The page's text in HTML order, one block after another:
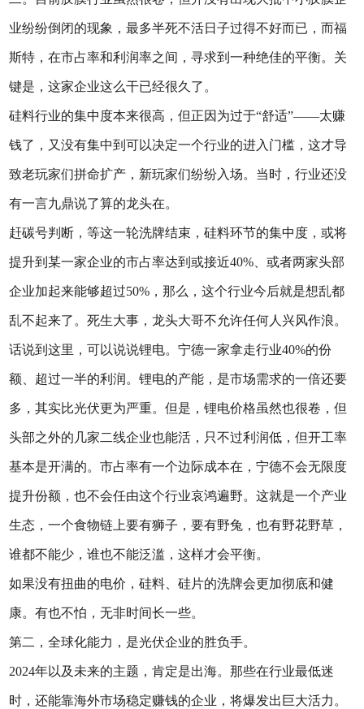
业纷纷倒闭的现象，最多半死不活日子过得不好而已，而福
斯特，在市占率和利润率之间，寻求到一种绝佳的平衡。关
键是，这家企业这么干已经很久了。
硅料行业的集中度本来很高，但正因为过于“舒适”——太赚
钱了，又没有集中到可以决定一个行业的进入门槛，这才导
致老玩家们拼命扩产，新玩家们纷纷入场。当时，行业还没
有一言九鼎说了算的龙头在。
赶碳号判断，等这一轮洗牌结束，硅料环节的集中度，或将
提升到某一家企业的市占率达到或接近40%、或者两家头部
企业加起来能够超过50%，那么，这个行业今后就是想乱都
乱不起来了。死生大事，龙头大哥不允许任何人兴风作浪。
话说到这里，可以说说锂电。宁德一家拿走行业40%的份
额、超过一半的利润。锂电的产能，是市场需求的一倍还要
多，其实比光伏更为严重。但是，锂电价格虽然也很卷，但
头部之外的几家二线企业也能活，只不过利润低，但开工率
基本是开满的。市占率有一个边际成本在，宁德不会无限度
提升份额，也不会任由这个行业哀鸿遍野。这就是一个产业
生态，一个食物链上要有狮子，要有野兔，也有野花野草，
谁都不能少，谁也不能泛滥，这样才会平衡。
如果没有扭曲的电价，硅料、硅片的洗牌会更加彻底和健
康。有也不怕，无非时间长一些。
第二，全球化能力，是光伏企业的胜负手。
2024年以及未来的主题，肯定是出海。那些在行业最低迷
时，还能靠海外市场稳定赚钱的企业，将爆发出巨大活力。